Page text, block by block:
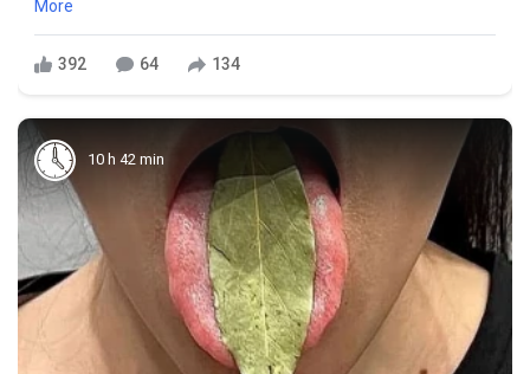
More
392 64 134
10 h 42 min